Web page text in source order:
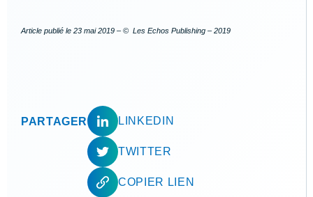
Article publié le 23 mai 2019 – © Les Echos Publishing – 2019
PARTAGER LINKEDIN
TWITTER
COPIER LIEN